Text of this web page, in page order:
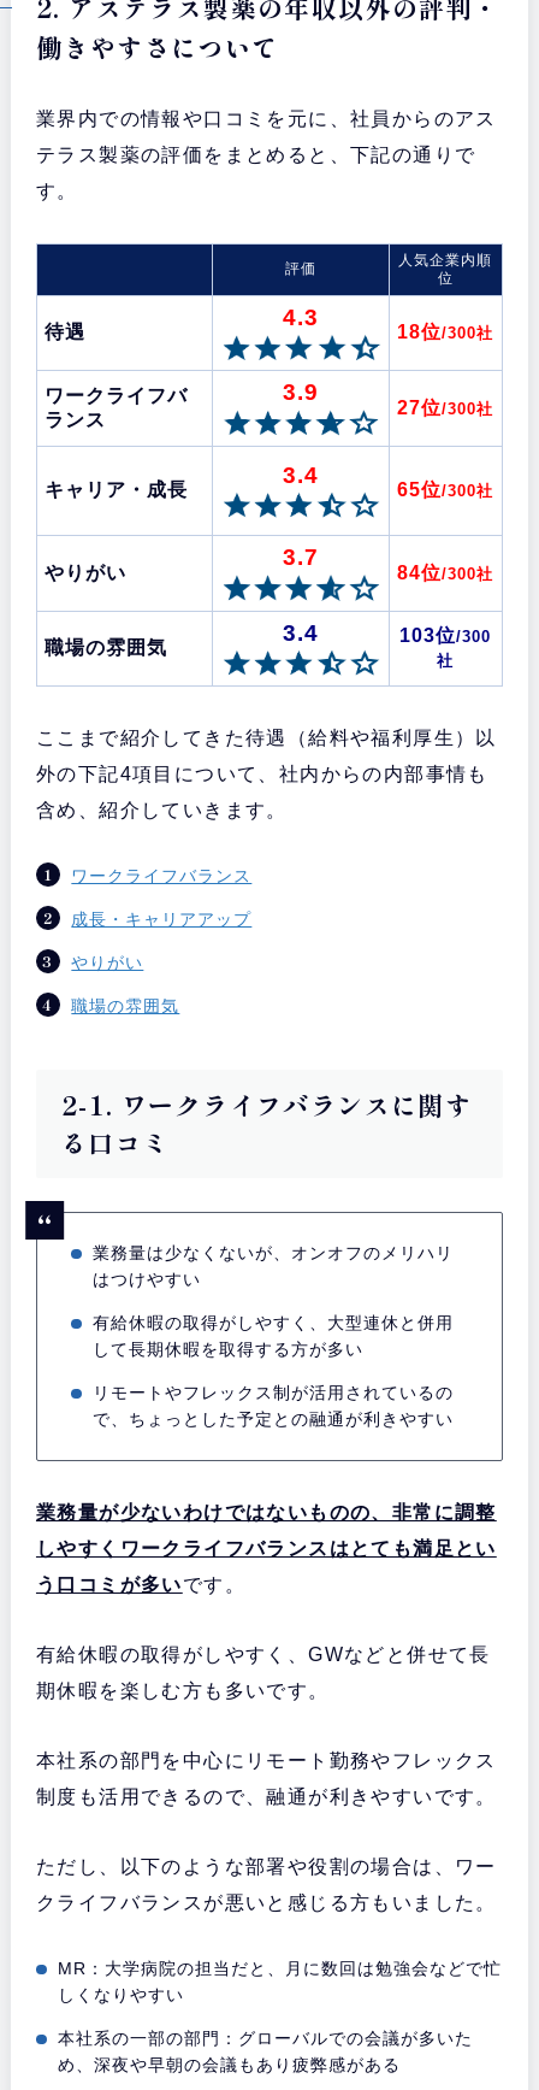
働きやすさについて
業界内での情報や口コミを元に、社員からのアス
テラス製薬の評価をまとめると、下記の通りで
す。
評価
人気企業内順
位
待遇
4.3
18位/300社
ワークライフバ
ランス
3.9
27位/300社
キャリア・成長
3.4
65位/300社
やりがい
3.7
84位/300社
職場の雰囲気
3.4 103位/300
社
ここまで紹介してきた待遇（給料や福利厚生）以
外の下記4項目について、社内からの内部事情も
含め、紹介していきます。
ワークライフバランス
成長・キャリアアップ
やりがい
職場の雰囲気
2-1. ワークライフバランスに関す
る口コミ
業務量は少なくないが、オンオフのメリハリ
はつけやすい
有給休暇の取得がしやすく、大型連休と併用
して長期休暇を取得する方が多い
リモートやフレックス制が活用されているの
で、ちょっとした予定との融通が利きやすい
業務量が少ないわけではないものの、非常に調整
しやすくワークライフバランスはとても満足とい
う口コミが多いです。
有給休暇の取得がしやすく、GWなどと併せて長
期休暇を楽しむ方も多いです。
本社系の部門を中心にリモート勤務やフレックス
制度も活用できるので、融通が利きやすいです。
ただし、以下のような部署や役割の場合は、ワー
クライフバランスが悪いと感じる方もいました。
MR：大学病院の担当だと、月に数回は勉強会などで忙
しくなりやすい
本社系の一部の部門：グローバルでの会議が多いた
め、深夜や早朝の会議もあり疲弊感がある